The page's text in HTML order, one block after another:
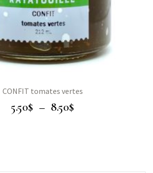
CONFIT tomates vertes
5.50$ – 8.50$